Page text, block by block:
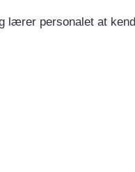
lærer personalet at